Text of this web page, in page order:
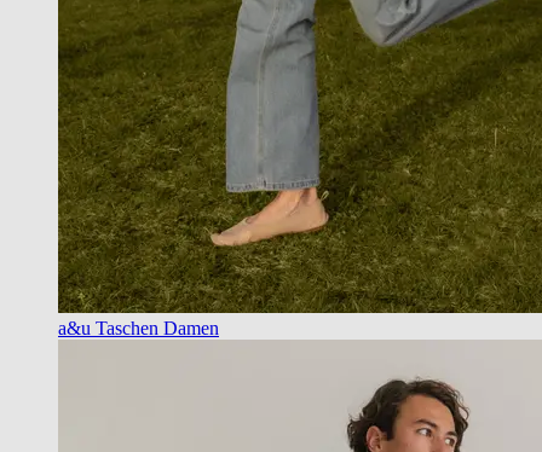
a&u Taschen Damen